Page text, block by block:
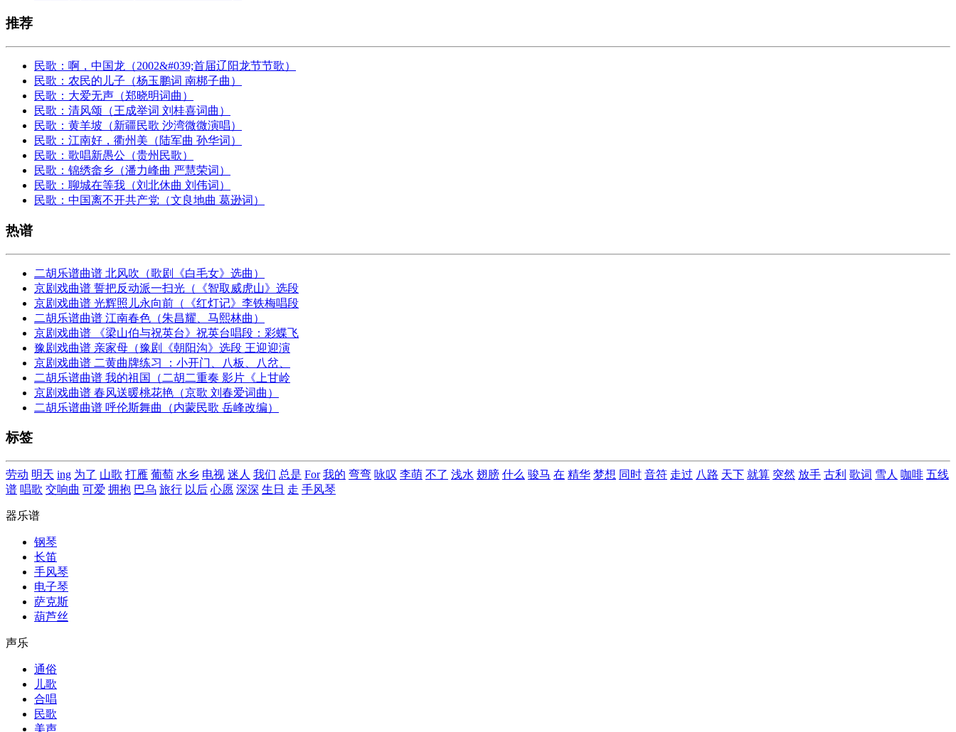
推荐
民歌：啊，中国龙（2002&#039;首届辽阳龙节节歌）
民歌：农民的儿子（杨玉鹏词 南梆子曲）
民歌：大爱无声（郑晓明词曲）
民歌：清风颂（王成举词 刘桂喜词曲）
民歌：黄羊坡（新疆民歌 沙湾微微演唱）
民歌：江南好，衢州美（陆军曲 孙华词）
民歌：歌唱新愚公（贵州民歌）
民歌：锦绣畲乡（潘力峰曲 严慧荣词）
民歌：聊城在等我（刘北休曲 刘伟词）
民歌：中国离不开共产党（文良地曲 葛逊词）
热谱
二胡乐谱曲谱 北风吹（歌剧《白毛女》选曲）
京剧戏曲谱 誓把反动派一扫光（《智取威虎山》选段
京剧戏曲谱 光辉照儿永向前（《红灯记》李铁梅唱段
二胡乐谱曲谱 江南春色（朱昌耀、马熙林曲）
京剧戏曲谱 《梁山伯与祝英台》祝英台唱段：彩蝶飞
豫剧戏曲谱 亲家母（豫剧《朝阳沟》选段 王迎迎演
京剧戏曲谱 二黄曲牌练习 ：小开门、八板、八岔、
二胡乐谱曲谱 我的祖国（二胡二重奏 影片《上甘岭
京剧戏曲谱 春风送暖桃花艳（京歌 刘春爱词曲）
二胡乐谱曲谱 呼伦斯舞曲（内蒙民歌 岳峰改编）
标签
劳动 明天 ing 为了 山歌 打雁 葡萄 水乡 电视 迷人 我们 总是 For 我的 弯弯 咏叹 李萌 不了 浅水 翅膀 什么 骏马 在 精华 梦想 同时 音符 走过 八路 天下 就算 突然 放手 古利 歌词 雪人 咖啡 五线
谱 唱歌 交响曲 可爱 拥抱 巴乌 旅行 以后 心愿 深深 生日 走 手风琴
器乐谱
钢琴
长笛
手风琴
电子琴
萨克斯
葫芦丝
声乐
通俗
儿歌
合唱
民歌
美声